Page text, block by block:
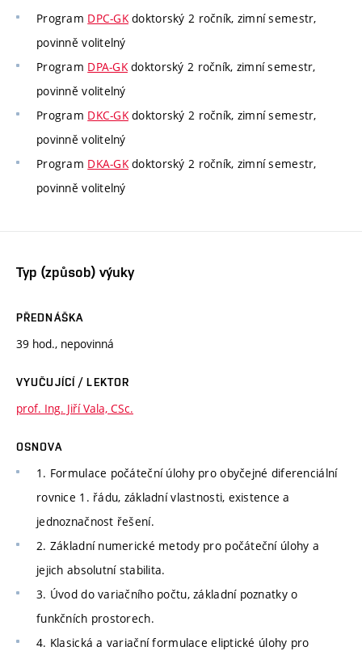
Program DPC-GKdoktorský 2 ročník, zimní semestr,
povinně volitelný
Program DPA-GKdoktorský 2 ročník, zimní semestr,
povinně volitelný
Program DKC-GKdoktorský 2 ročník, zimní semestr,
povinně volitelný
Program DKA-GKdoktorský 2 ročník, zimní semestr,
povinně volitelný
Typ (způsob) výuky
PŘEDNÁŠKA
39 hod., nepovinná
VYUČUJÍCÍ / LEKTOR
prof. Ing. Jiří Vala, CSc.
OSNOVA
1. Formulace počáteční úlohy pro obyčejné diferenciální
rovnice 1. řádu, základní vlastnosti, existence a
jednoznačnost řešení.
2. Základní numerické metody pro počáteční úlohy a
jejich absolutní stabilita.
3. Úvod do variačního počtu, základní poznatky o
funkčních prostorech.
4. Klasická a variační formulace eliptické úlohy pro